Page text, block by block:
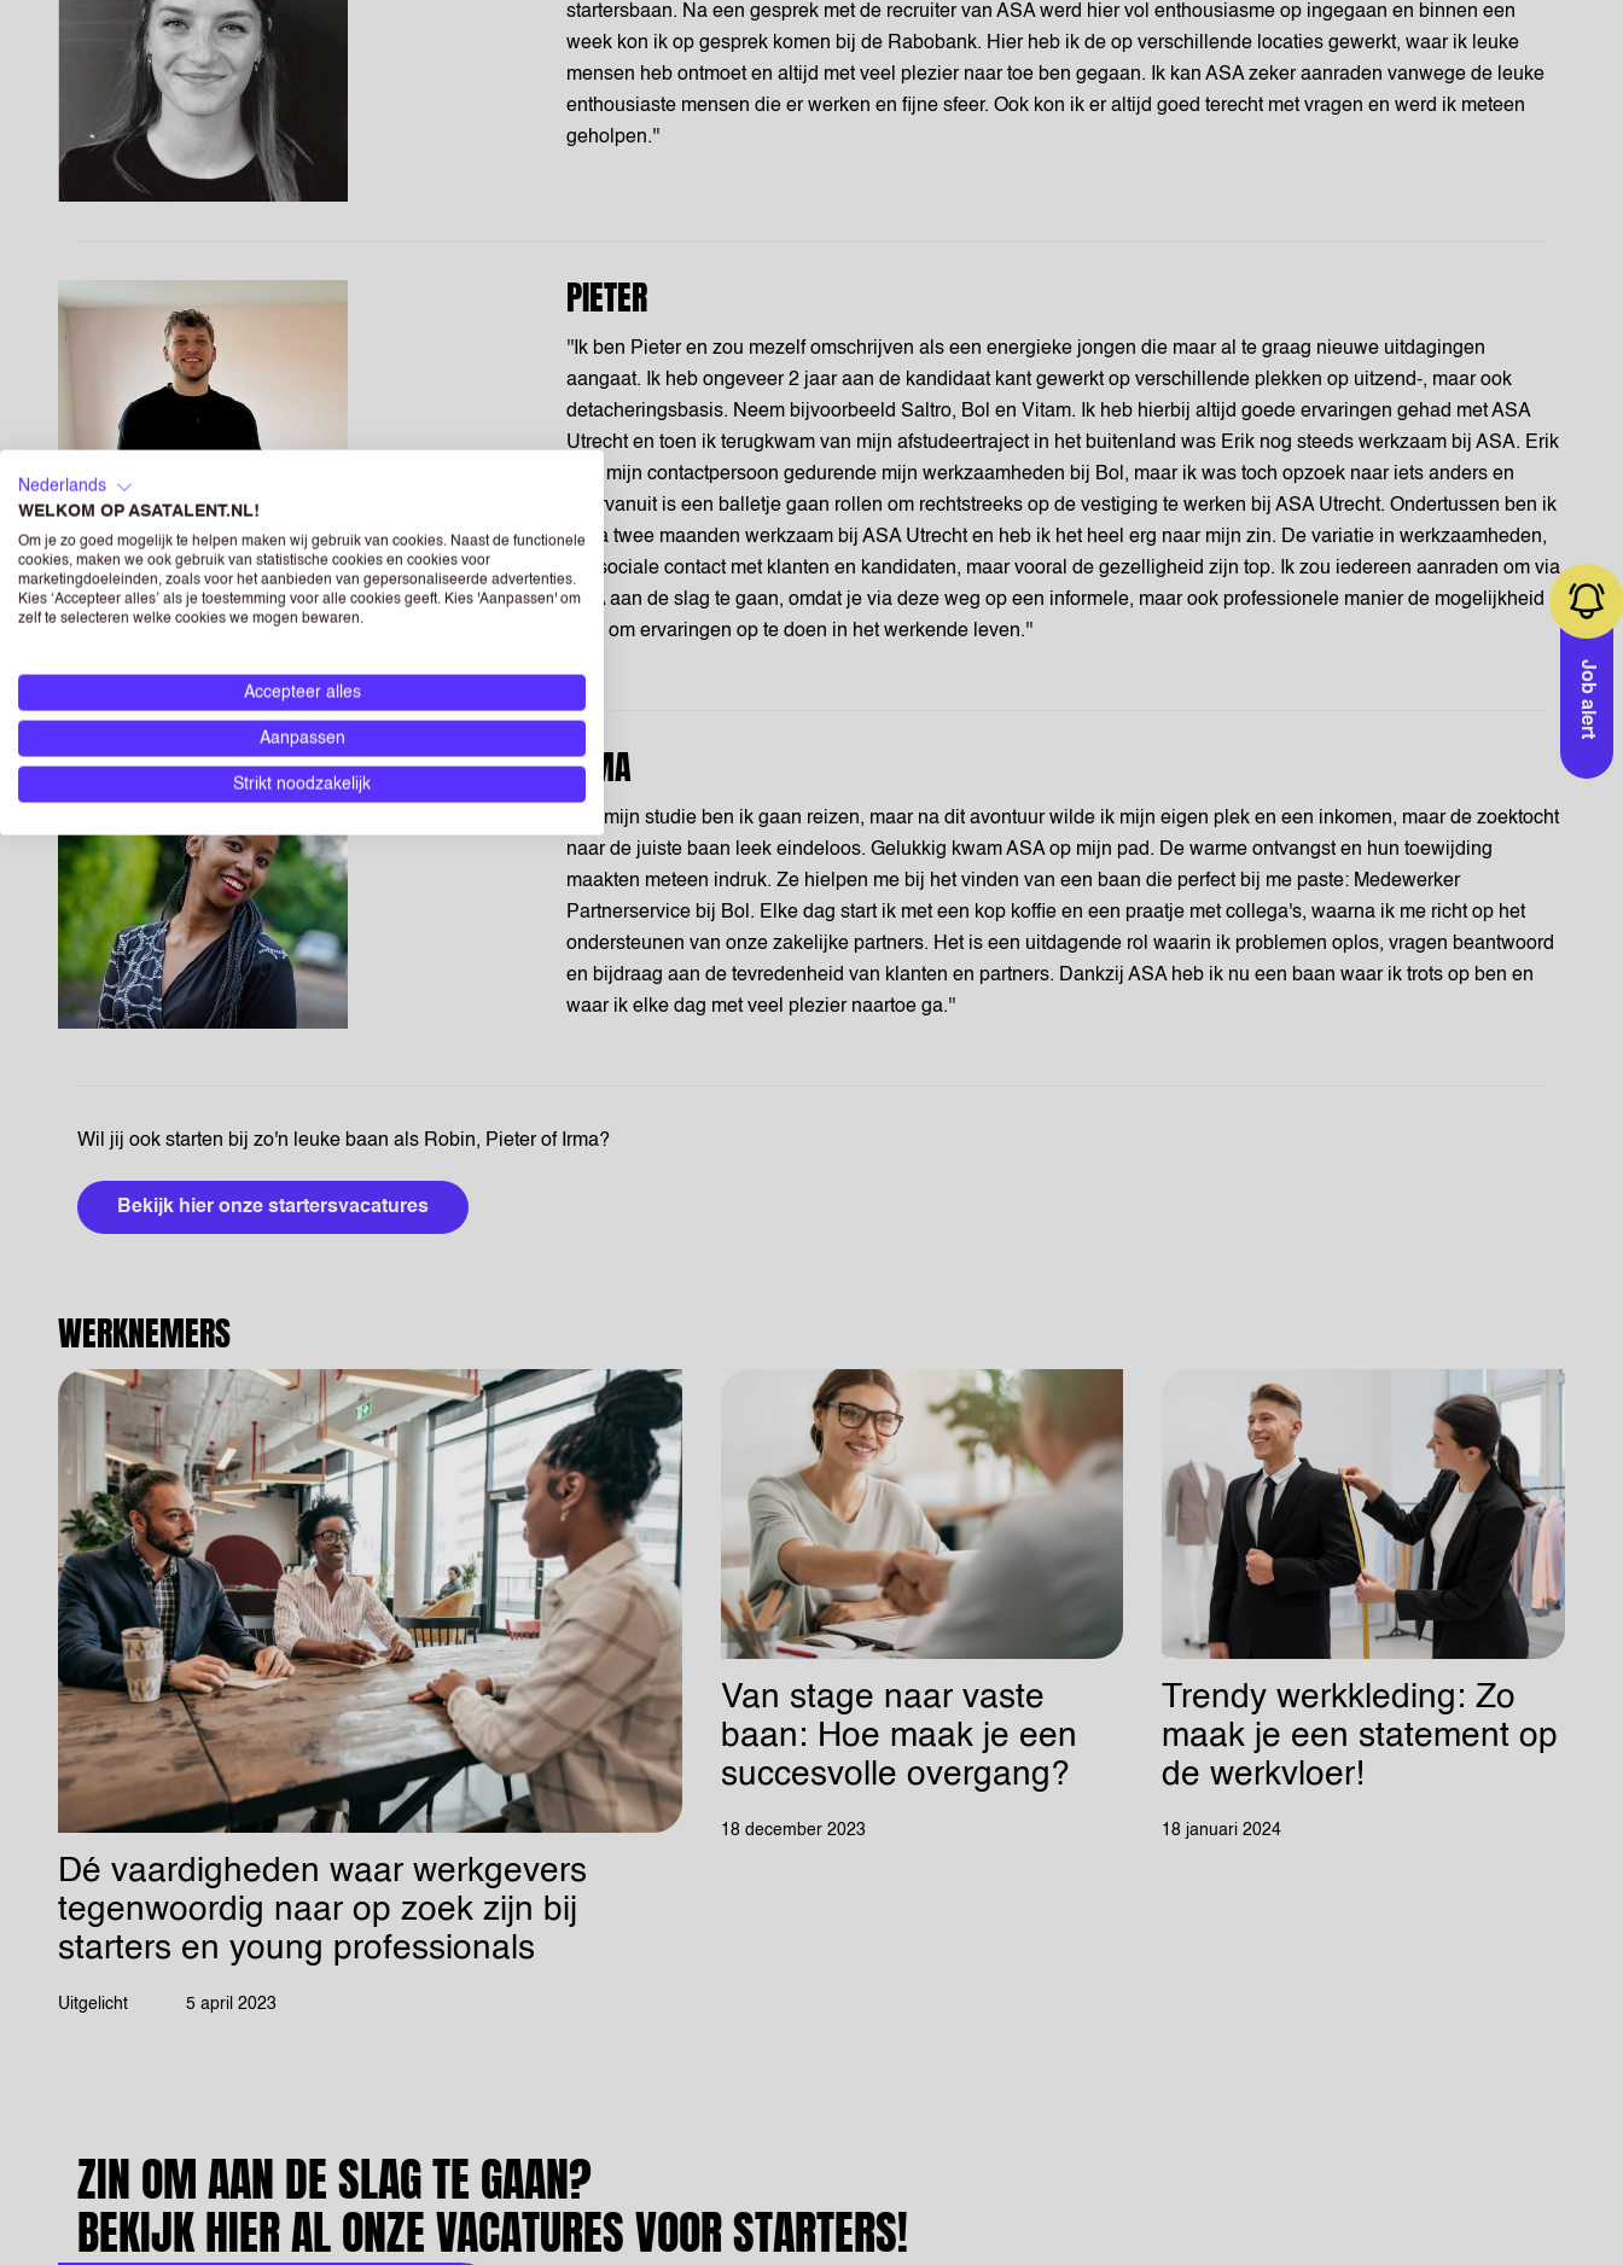
startersbaan. Na een gesprek met de recruiter van ASA werd hier vol enthousiasme op ingegaan en binnen een
week kon ik op gesprek komen bij de Rabobank. Hier heb ik de op verschillende locaties gewerkt, waar ik leuke
mensen heb ontmoet en altijd met veel plezier naar toe ben gegaan. Ik kan ASA zeker aanraden vanwege de leuke
enthousiaste mensen die er werken en fijne sfeer. Ook kon ik er altijd goed terecht met vragen en werd ik meteen
geholpen.''
PIETER
''Ik ben Pieter en zou mezelf omschrijven als een energieke jongen die maar al te graag nieuwe uitdagingen
aangaat. Ik heb ongeveer 2 jaar aan de kandidaat kant gewerkt op verschillende plekken op uitzend-, maar ook
detacheringsbasis. Neem bijvoorbeeld Saltro, Bol en Vitam. Ik heb hierbij altijd goede ervaringen gehad met ASA
Utrecht en toen ik terugkwam van mijn afstudeertraject in het buitenland was Erik nog steeds werkzaam bij ASA. Erik
was mijn contactpersoon gedurende mijn werkzaamheden bij Bol, maar ik was toch opzoek naar iets anders en
daarvanuit is een balletje gaan rollen om rechtstreeks op de vestiging te werken bij ASA Utrecht. Ondertussen ben ik
bijna twee maanden werkzaam bij ASA Utrecht en heb ik het heel erg naar mijn zin. De variatie in werkzaamheden,
het sociale contact met klanten en kandidaten, maar vooral de gezelligheid zijn top. Ik zou iedereen aanraden om via
ASA aan de slag te gaan, omdat je via deze weg op een informele, maar ook professionele manier de mogelijkheid
hebt om ervaringen op te doen in het werkende leven.''
IRMA
''Na mijn studie ben ik gaan reizen, maar na dit avontuur wilde ik mijn eigen plek en een inkomen, maar de zoektocht
naar de juiste baan leek eindeloos. Gelukkig kwam ASA op mijn pad. De warme ontvangst en hun toewijding
maakten meteen indruk. Ze hielpen me bij het vinden van een baan die perfect bij me paste: Medewerker
Partnerservice bij Bol. Elke dag start ik met een kop koffie en een praatje met collega's, waarna ik me richt op het
ondersteunen van onze zakelijke partners. Het is een uitdagende rol waarin ik problemen oplos, vragen beantwoord
en bijdraag aan de tevredenheid van klanten en partners. Dankzij ASA heb ik nu een baan waar ik trots op ben en
waar ik elke dag met veel plezier naartoe ga.''
Wil jij ook starten bij zo'n leuke baan als Robin, Pieter of Irma?
Bekijk hier onze startersvacatures
WERKNEMERS
Dé vaardigheden waar werkgevers
tegenwoordig naar op zoek zijn bij
starters en young professionals
Uitgelicht 5 april 2023
Van stage naar vaste
baan: Hoe maak je een
succesvolle overgang?
18 december 2023
Trendy werkkleding: Zo
maak je een statement op
de werkvloer!
18 januari 2024
ZIN OM AAN DE SLAG TE GAAN?
BEKIJK HIER AL ONZE VACATURES VOOR STARTERS!
Job alert
Nederlands
WELKOM OP ASATALENT.NL!
Om je zo goed mogelijk te helpen maken wij gebruik van cookies. Naast de functionele
cookies, maken we ook gebruik van statistische cookies en cookies voor
marketingdoeleinden, zoals voor het aanbieden van gepersonaliseerde advertenties.
Kies ‘Accepteer alles’ als je toestemming voor alle cookies geeft. Kies 'Aanpassen' om
zelf te selecteren welke cookies we mogen bewaren.
Accepteer alles
Aanpassen
Strikt noodzakelijk